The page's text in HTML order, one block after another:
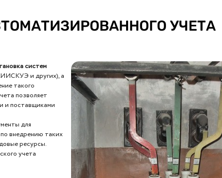
УЧЕТА
систем
и других), а
такого
позволяет
и поставщиками
для
внедрению таких
ресурсы.
учета